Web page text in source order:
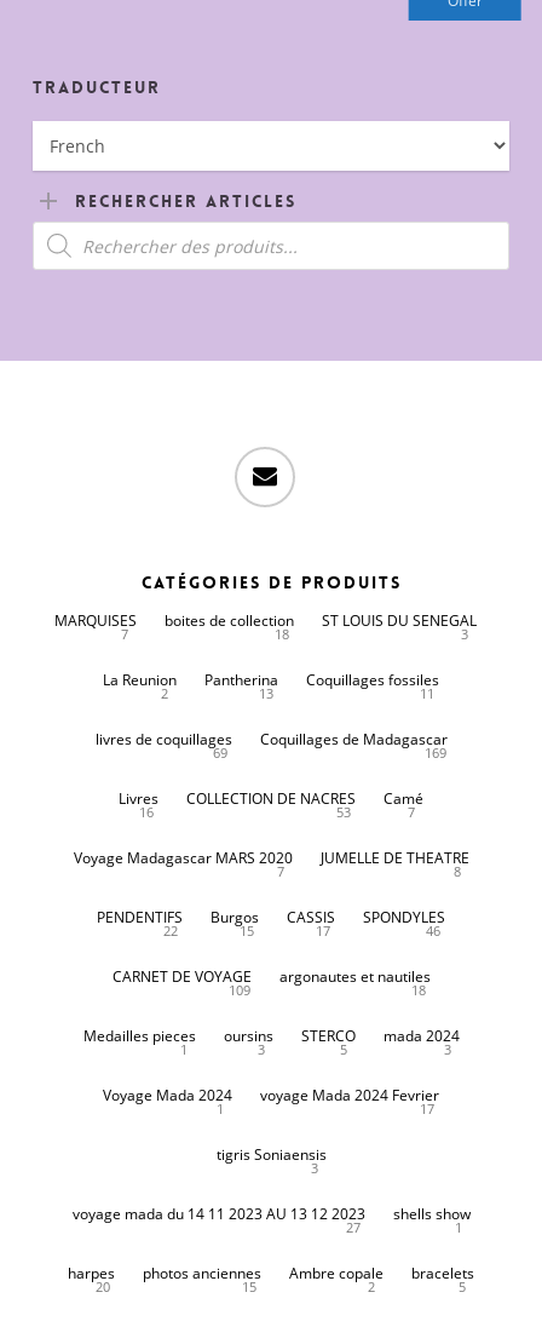
est :
Traducteur
Rechercher Articles
Recherche
de
produits
email
Catégories de produits
MARQUISES
7
boites de collection
18
ST LOUIS DU SENEGAL
3
La Reunion
2
Pantherina
13
Coquillages fossiles
11
livres de coquillages
69
Coquillages de Madagascar
169
Livres
16
COLLECTION DE NACRES
53
Camé
7
Voyage Madagascar MARS 2020
7
JUMELLE DE THEATRE
8
PENDENTIFS
22
Burgos
15
CASSIS
17
SPONDYLES
46
CARNET DE VOYAGE
109
argonautes et nautiles
18
Medailles pieces
1
oursins
3
STERCO
5
mada 2024
3
Voyage Mada 2024
1
voyage Mada 2024 Fevrier
17
tigris Soniaensis
3
voyage mada du 14 11 2023 AU 13 12 2023
27
shells show
1
harpes
20
photos anciennes
15
Ambre copale
2
bracelets
5